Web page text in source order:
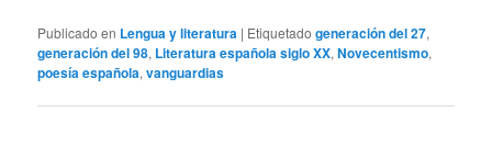
Publicado en Lengua y literatura | Etiquetado generación del 27,
generación del 98, Literatura española siglo XX,Novecentismo,
poesía española,vanguardias